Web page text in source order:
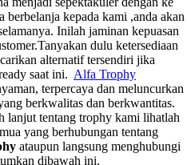
berbelanja kepada kami ,anda akan
Inilah jaminan kepuasan
dulu ketersediaan
alternatif tersendiri jika
saat ini. Alfa Trophy
terpercaya dan meluncurkan
berkwalitas dan berkwantitas.
lanjut tentang trophy kami lihatlah
yang berhubungan tentang
ataupun langsung menghubungi
dibawah ini.